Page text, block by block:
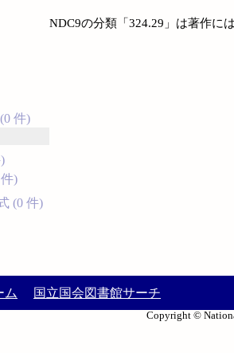
件)
)
(0 件)
NDC9の分類「324.29」は著作に
ム 国立国会図書館サーチ
Copyright ©